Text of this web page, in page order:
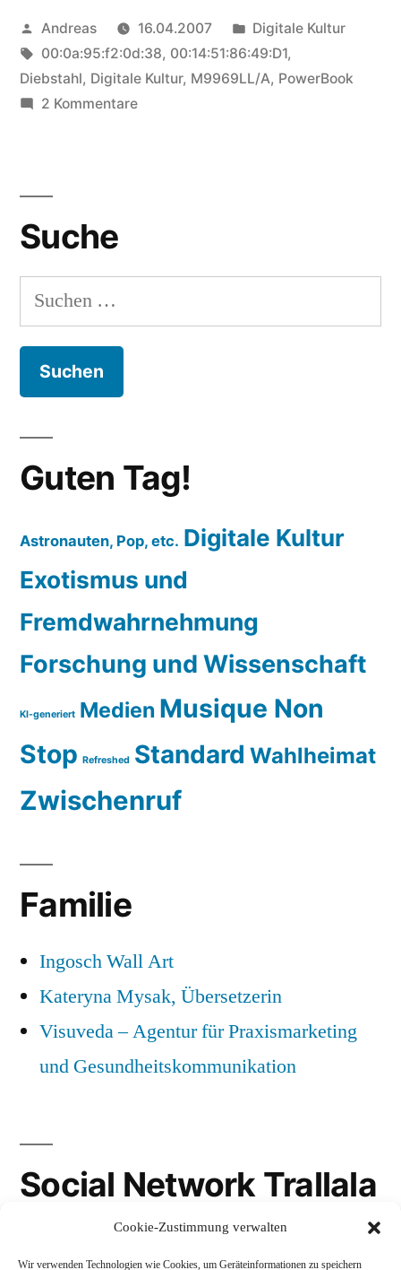
Cookie-Zustimmung verwalten
Wir verwenden Technologien wie Cookies, um Geräteinformationen zu speichern
Veröffentlicht
von
Andreas 16.04.2007
Veröffentlicht
in
Digitale Kultur
Schlagwörter:
00:0a:95:f2:0d:38, 00:14:51:86:49:D1,
Diebstahl, Digitale Kultur, M9969LL/A, PowerBook
2 Kommentarezu
Suche
Suchen
nach:
Guten Tag!
Astronauten, Pop, etc. Digitale Kultur
Exotismus und
Fremdwahrnehmung
Forschung und Wissenschaft
KI-generiert Medien Musique Non
Stop Refreshed Standard Wahlheimat
Zwischenruf
Familie
Ingosch Wall Art
Kateryna Mysak, Übersetzerin
Visuveda – Agentur für Praxismarketing
und Gesundheitskommunikation
Social Network Trallala